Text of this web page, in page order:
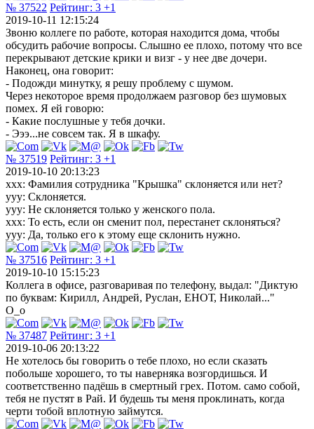
№ 37522 Рейтинг: 3 +1
2019-10-11 12:15:24
Звоню коллеге по работе, которая находится дома, чтобы
обсудить рабочие вопросы. Слышно ее плохо, потому что все
перекрывают детские крики и визг - у нее две дочери.
Наконец, она говорит:
- Подожди минутку, я решу проблему с шумом.
Через некоторое время продолжаем разговор без шумовых
помех. Я ей говорю:
- Какие послушные у тебя дочки.
- Эээ...не совсем так. Я в шкафу.
№ 37519 Рейтинг: 3 +1
2019-10-10 20:13:23
xxx: Фамилия сотрудника "Крышка" склоняется или нет?
yyy: Склоняется.
yyy: Не склоняется только у женского пола.
xxx: То есть, если он сменит пол, перестанет склоняться?
yyy: Да, только его к этому еще склонить нужно.
№ 37516 Рейтинг: 3 +1
2019-10-10 15:15:23
Коллега в офисе, разговаривая по телефону, выдал: "Диктую
по буквам: Кирилл, Андрей, Руслан, ЕНОТ, Николай..."
О_о
№ 37487 Рейтинг: 3 +1
2019-10-06 20:13:22
Не хотелось бы говорить о тебе плохо, но если сказать
побольше хорошего, то ты наверняка возгордишься. И
соответственно падёшь в смертный грех. Потом. само собой,
тебя не пустят в Рай. И будешь ты меня проклинать, когда
черти тобой вплотную займутся.